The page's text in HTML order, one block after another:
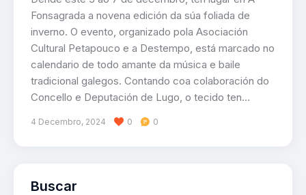
Fonsagrada a novena edición da súa foliada de
inverno. O evento, organizado pola Asociación
Cultural Petapouco e a Destempo, está marcado no
calendario de todo amante da música e baile
tradicional galegos. Contando coa colaboración do
Concello e Deputación de Lugo, o tecido ten…
4 Decembro, 2024 0 0
Buscar